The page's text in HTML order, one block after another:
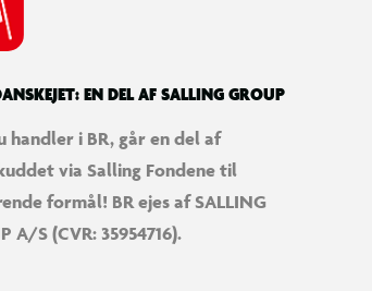
EN DEL AF SALLING GROUP
handler i BR, går en del af
via Salling Fondene til
formål! BR ejes af SALLING
A/S (CVR: 35954716).